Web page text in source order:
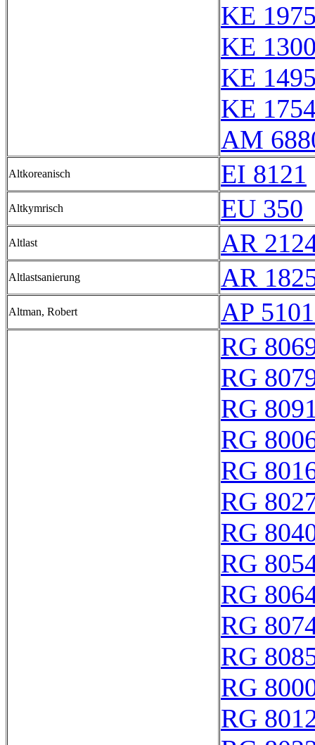
KE
KE
KE
KE
AM
Altkoreanisch EI 8121
Altkymrisch EU 350
Altlast AR
Altlastsanierung AR
Altman, Robert
AP
RG
RG
RG
RG
RG
RG
RG
RG
RG
RG
RG
RG
RG